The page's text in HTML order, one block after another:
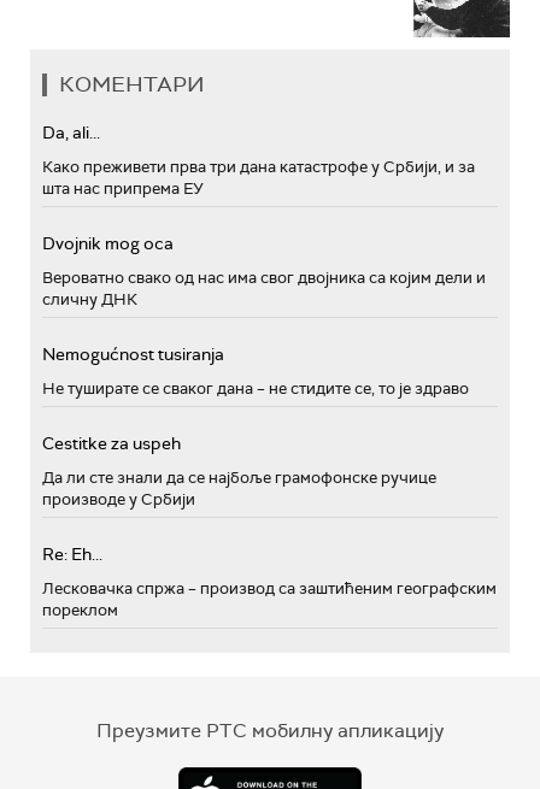
КОМЕНТАРИ
Da, ali...
Како преживети прва три дана катастрофе у Србији, и за
шта нас припрема ЕУ
Dvojnik mog oca
Вероватно свако од нас има свог двојника са којим дели и
сличну ДНК
Nemogućnost tusiranja
Не туширате се сваког дана – не стидите се, то је здраво
Cestitke za uspeh
Да ли сте знали да се најбоље грамофонске ручице
производе у Србији
Re: Eh...
Лесковачка спржа – производ са заштићеним географским
пореклом
Преузмите РТС мобилну апликацију